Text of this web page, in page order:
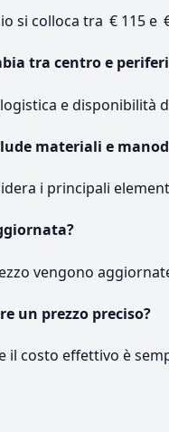
si colloca tra € 115 e
tra centro e
logistica e
materiali e
i principali
vengono
un prezzo preciso?
il costo effettivo è